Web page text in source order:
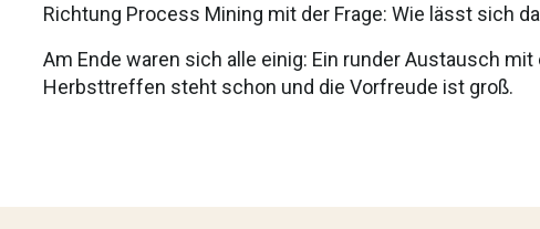
Richtung Process Mining mit der Frage: Wie lässt sich
Am Ende waren sich alle einig: Ein runder Austausch
Herbsttreffen steht schon und die Vorfreude ist groß.